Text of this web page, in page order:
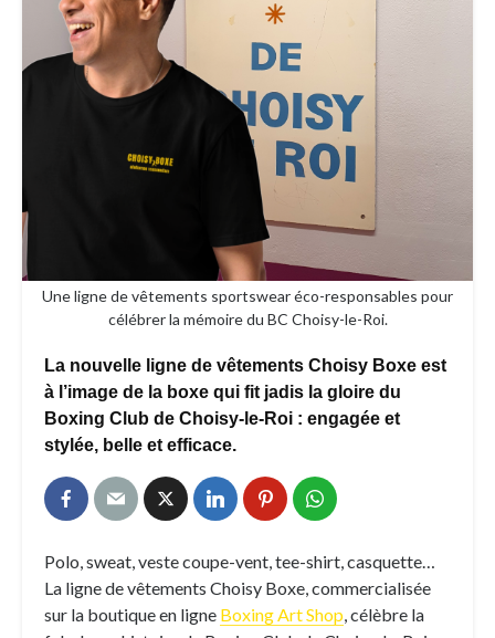
Une ligne de vêtements sportswear éco-responsables pour
célébrer la mémoire du BC Choisy-le-Roi.
La nouvelle ligne de vêtements Choisy Boxe est
à l’image de la boxe qui fit jadis la gloire du
Boxing Club de Choisy-le-Roi : engagée et
stylée, belle et efficace.
Polo, sweat, veste coupe-vent, tee-shirt, casquette…
La ligne de vêtements Choisy Boxe, commercialisée
sur la boutique en ligne Boxing Art Shop, célèbre la